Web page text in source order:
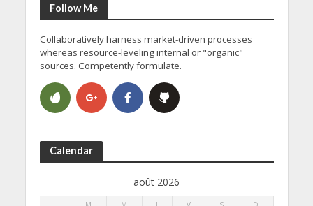
Follow Me
Collaboratively harness market-driven processes
whereas resource-leveling internal or "organic"
sources. Competently formulate.
Calendar
août 2026